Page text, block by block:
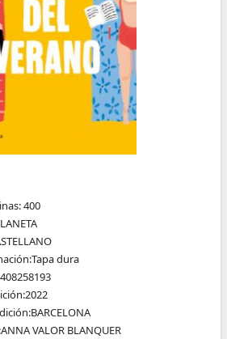
400
Tapa dura
2022
BARCELONA
ANNA VALOR BLANQUER